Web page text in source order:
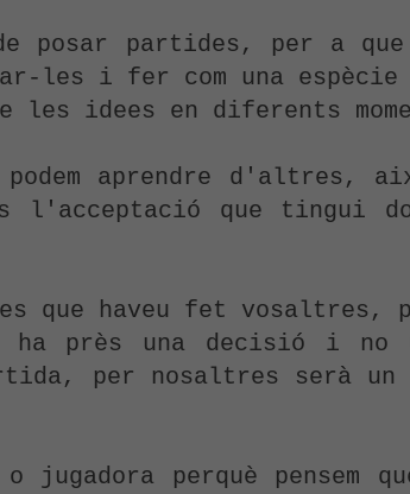
posar partides, per a
les i fer com una
idees en diferents
aprendre d'altres,
l'acceptació que tingui
que haveu fet
ha près una decisió i
per nosaltres serà
perquè pensem